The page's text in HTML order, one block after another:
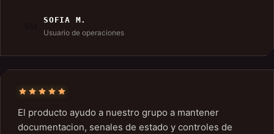
SOFIA M.
Usuario de operaciones
El producto ayudo a nuestro grupo a mantener
documentacion, senales de estado y controles de